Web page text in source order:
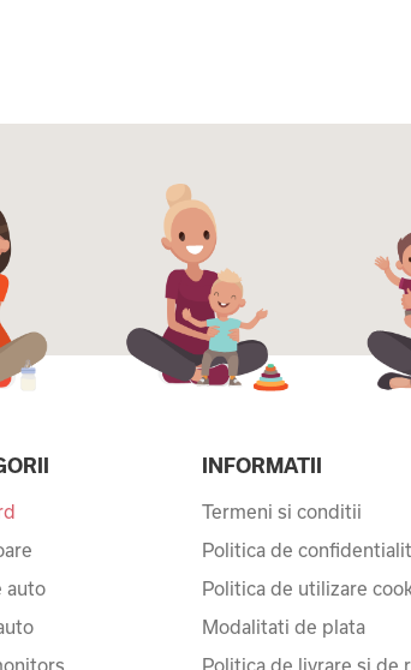
auto
INFORMATII
Termeni si conditii
Politica de
Politica de utilizare
Modalitati de plata
Politica de livrare si de